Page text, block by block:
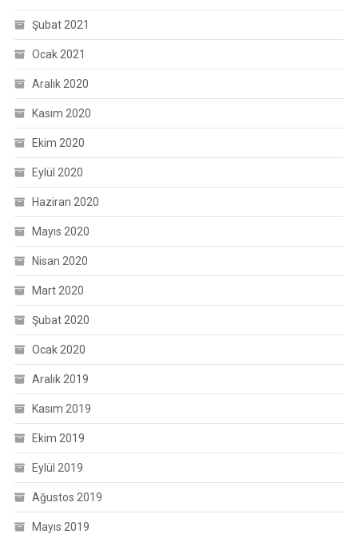
Şubat 2021
Ocak 2021
Aralık 2020
Kasım 2020
Ekim 2020
Eylül 2020
Haziran 2020
Mayıs 2020
Nisan 2020
Mart 2020
Şubat 2020
Ocak 2020
Aralık 2019
Kasım 2019
Ekim 2019
Eylül 2019
Ağustos 2019
Mayıs 2019